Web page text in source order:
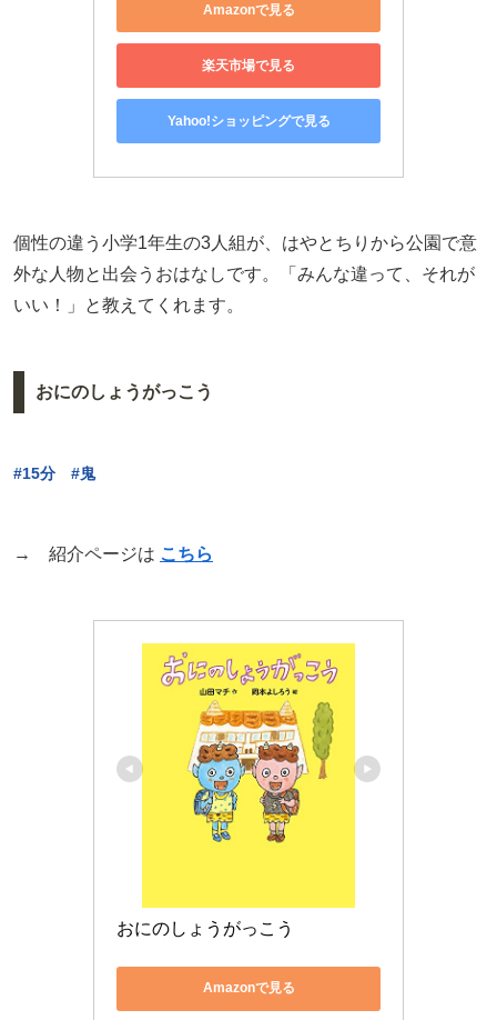
Amazonで見る
楽天市場で見る
Yahoo!ショッピングで見る
個性の違う小学1年生の3人組が、はやとちりから公園で意
外な人物と出会うおはなしです。「みんな違って、それが
いい！」と教えてくれます。
おにのしょうがっこう
#15分 #鬼
→ 紹介ページは こちら
おにのしょうがっこう
Amazonで見る